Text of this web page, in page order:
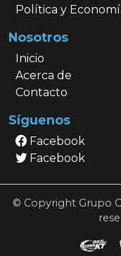
Política y
Nosotros
Inicio
Acerca de
Contacto
Síguenos
Facebook
Facebook
© Copyright Grupo